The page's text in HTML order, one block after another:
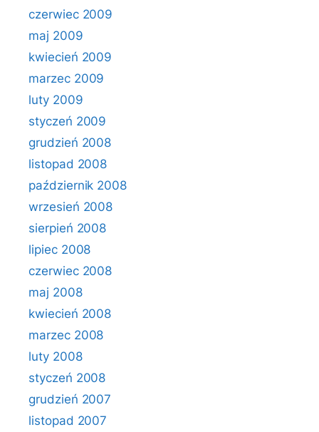
czerwiec 2009
maj 2009
kwiecień 2009
marzec 2009
luty 2009
styczeń 2009
grudzień 2008
listopad 2008
październik 2008
wrzesień 2008
sierpień 2008
lipiec 2008
czerwiec 2008
maj 2008
kwiecień 2008
marzec 2008
luty 2008
styczeń 2008
grudzień 2007
listopad 2007